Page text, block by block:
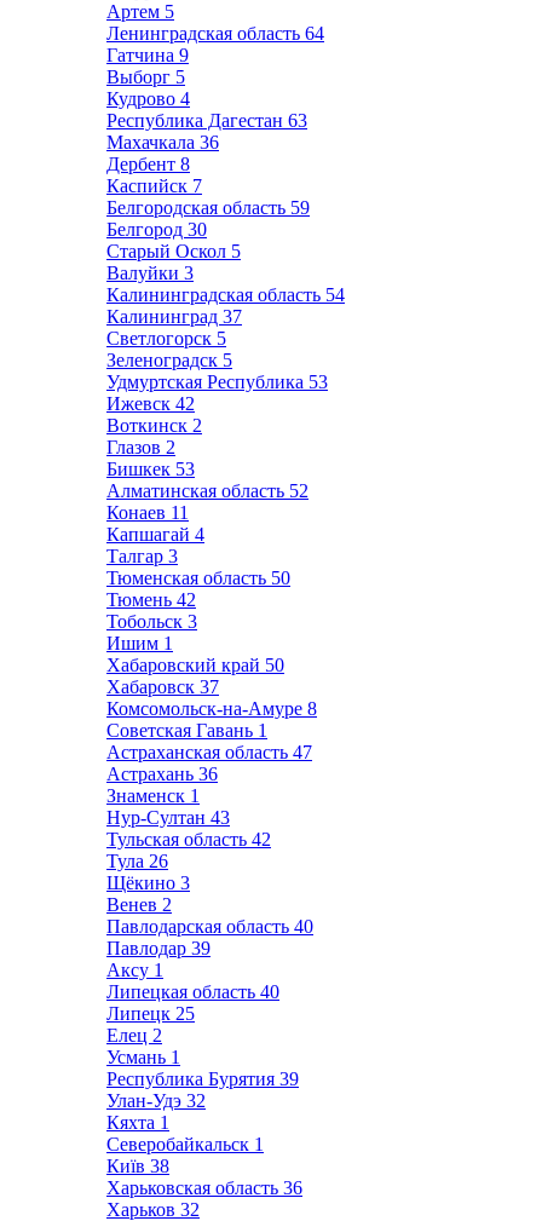
Артем 5
Ленинградская область 64
Гатчина 9
Выборг 5
Кудрово 4
Республика Дагестан 63
Махачкала 36
Дербент 8
Каспийск 7
Белгородская область 59
Белгород 30
Старый Оскол 5
Валуйки 3
Калининградская область 54
Калининград 37
Светлогорск 5
Зеленоградск 5
Удмуртская Республика 53
Ижевск 42
Воткинск 2
Глазов 2
Бишкек 53
Алматинская область 52
Конаев 11
Капшагай 4
Талгар 3
Тюменская область 50
Тюмень 42
Тобольск 3
Ишим 1
Хабаровский край 50
Хабаровск 37
Комсомольск-на-Амуре 8
Советская Гавань 1
Астраханская область 47
Астрахань 36
Знаменск 1
Нур-Султан 43
Тульская область 42
Тула 26
Щёкино 3
Венев 2
Павлодарская область 40
Павлодар 39
Аксу 1
Липецкая область 40
Липецк 25
Елец 2
Усмань 1
Республика Бурятия 39
Улан-Удэ 32
Кяхта 1
Северобайкальск 1
Київ 38
Харьковская область 36
Харьков 32